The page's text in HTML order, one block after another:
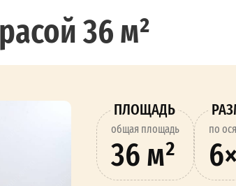
36 м²
ПЛОЩАДЬ
oбщая площадь
36 м² по